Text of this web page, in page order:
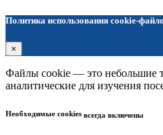
Политика использования cookie-
×
Файлы cookie — это небольшие
аналитические для изучения
Необходимые cookies всегда включены